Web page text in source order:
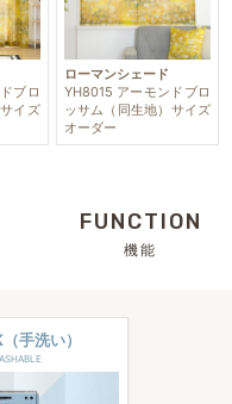
ブロ
イズ
ローマンシェード
YH8015 アーモンドブロ
ッサム（同生地）サイズ
オーダー
FUNCTION
機能
手洗い）